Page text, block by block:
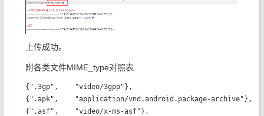
上传成功。
附各类文件MIME_type对照表
{".3gp",    "video/3gpp"},
{".apk",    "application/vnd.android.package-archive"},
{".asf",    "video/x-ms-asf"},